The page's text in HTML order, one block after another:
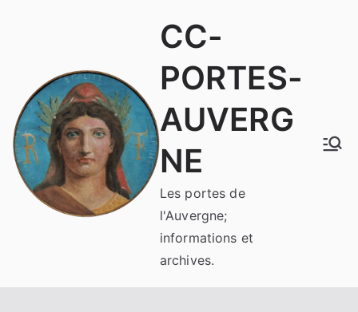
CC-
PORTES-
AUVERG
NE
Les portes de
l'Auvergne;
informations et
archives.